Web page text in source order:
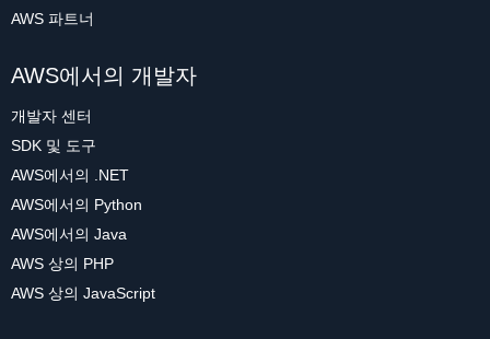
AWS 파트너
AWS에서의 개발자
개발자 센터
SDK 및 도구
AWS에서의 .NET
AWS에서의 Python
AWS에서의 Java
AWS 상의 PHP
AWS 상의 JavaScript